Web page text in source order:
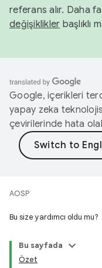
referans alır. Daha
değişiklikler başlıklı
Google, içerikleri
yapay zeka
çevirilerinde hata
AOSP
Bu size yardımcı oldu mu?
Bu sayfada
Özet